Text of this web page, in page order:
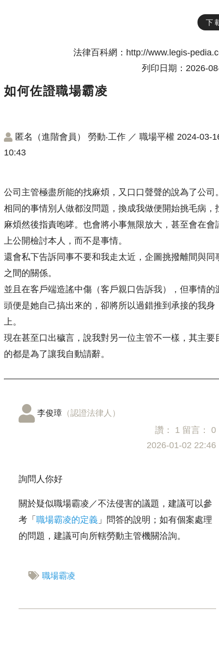
下
法律百科網：http://www.legis-
列印日期：2026-
如何佐證職場霸凌
匿名（進階會員） 勞動‧工作 ／ 職場平權 2024-03-
10:43
公司主管極盡所能的找麻煩，又口口聲聲的說為了公司
相同的事情別人做都沒問題，換成我做便開始挑毛病，
麻煩然後指責咆哮。也會將小事無限放大，甚至會在會
上公開檢討本人，而不是事情。
還會私下告訴同事不要和我走太近，企圖挑撥離間與同
之間的關係。
並且在客戶端造謠中傷（客戶親口告訴我），但事情的
頭便是她自己搞出來的，卻將所以過錯推到承接的我身
上。
現在甚至口出穢言，說我對另一位主管不一樣，其主要
的都是為了讓我自動請辭。
李俊璋 （認證法律人）
讚： 1 留言： 0
2026-01-02 22:46
詢問人你好
關於疑似職場霸凌／不法侵害的議題，建議可以參
考「 職場霸凌的定義 」問答的說明；如有個案處理
的問題，建議可向所轄勞動主管機關洽詢。
職場霸凌